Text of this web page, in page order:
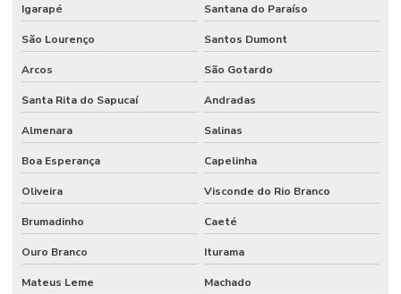
Mangueira 100r7 Alta Pressão
Mangueira 100r7 Preta
Mangueira De Alta Pressão Em Minas Gerais
Mangueira Epdm Para Água Quente Em Minas Gerais
Mangueira Hidráulica
Mangueira Hidráulica 100r14 Alta Pressão
Mangueira Hidráulica 100r15
Igarapé Santana do Paraíso
São Lourenço Santos Dumont
Arcos São Gotardo
Santa Rita do Sapucaí Andradas
Almenara Salinas
Boa Esperança Capelinha
Oliveira Visconde do Rio Branco
Brumadinho Caeté
Ouro Branco Iturama
Mateus Leme Machado